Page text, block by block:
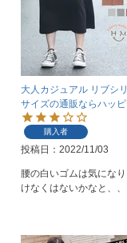
大人カジュアル リブシ
サイズの通販ならハッ
購入者
投稿日 2022/11/03
腰の白いゴムは気にな
けなくはないかなと、、